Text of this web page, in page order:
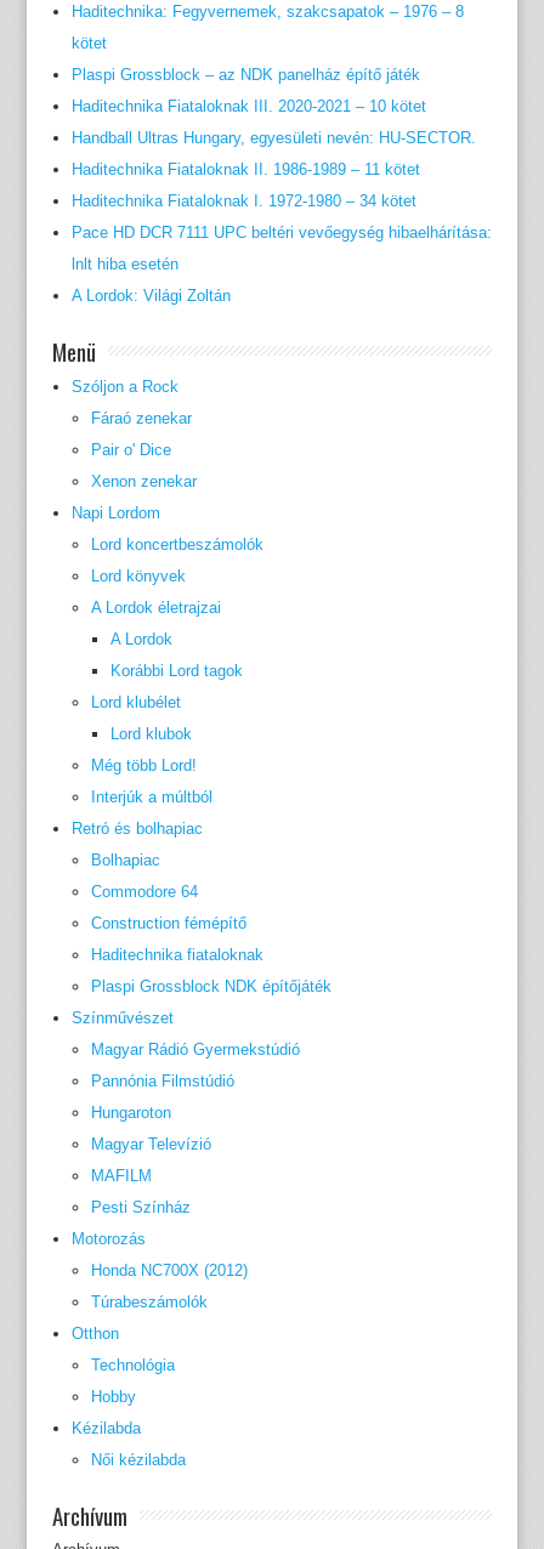
Haditechnika: Fegyvernemek, szakcsapatok – 1976 – 8
kötet
Plaspi Grossblock – az NDK panelház építő játék
Haditechnika Fiataloknak III. 2020-2021 – 10 kötet
Handball Ultras Hungary, egyesületi nevén: HU-SECTOR.
Haditechnika Fiataloknak II. 1986-1989 – 11 kötet
Haditechnika Fiataloknak I. 1972-1980 – 34 kötet
Pace HD DCR 7111 UPC beltéri vevőegység hibaelhárítása:
lnlt hiba esetén
A Lordok: Világi Zoltán
Menü
Szóljon a Rock
Fáraó zenekar
Pair o' Dice
Xenon zenekar
Napi Lordom
Lord koncertbeszámolók
Lord könyvek
A Lordok életrajzai
A Lordok
Korábbi Lord tagok
Lord klubélet
Lord klubok
Még több Lord!
Interjúk a múltból
Retró és bolhapiac
Bolhapiac
Commodore 64
Construction fémépítő
Haditechnika fiataloknak
Plaspi Grossblock NDK építőjáték
Színművészet
Magyar Rádió Gyermekstúdió
Pannónia Filmstúdió
Hungaroton
Magyar Televízió
MAFILM
Pesti Színház
Motorozás
Honda NC700X (2012)
Túrabeszámolók
Otthon
Technológia
Hobby
Kézilabda
Női kézilabda
Archívum